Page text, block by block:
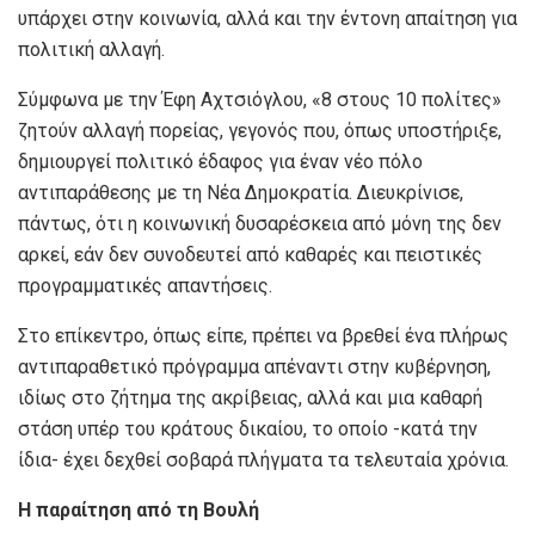
υπάρχει στην κοινωνία, αλλά και την έντονη απαίτηση για
πολιτική αλλαγή.
Σύμφωνα με την Έφη Αχτσιόγλου, «8 στους 10 πολίτες»
ζητούν αλλαγή πορείας, γεγονός που, όπως υποστήριξε,
δημιουργεί πολιτικό έδαφος για έναν νέο πόλο
αντιπαράθεσης με τη Νέα Δημοκρατία. Διευκρίνισε,
πάντως, ότι η κοινωνική δυσαρέσκεια από μόνη της δεν
αρκεί, εάν δεν συνοδευτεί από καθαρές και πειστικές
προγραμματικές απαντήσεις.
Στο επίκεντρο, όπως είπε, πρέπει να βρεθεί ένα πλήρως
αντιπαραθετικό πρόγραμμα απέναντι στην κυβέρνηση,
ιδίως στο ζήτημα της ακρίβειας, αλλά και μια καθαρή
στάση υπέρ του κράτους δικαίου, το οποίο -κατά την
ίδια- έχει δεχθεί σοβαρά πλήγματα τα τελευταία χρόνια.
Η παραίτηση από τη Βουλή